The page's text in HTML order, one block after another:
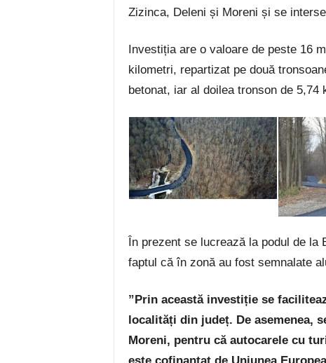
Zizinca, Deleni și Moreni și se
Investiția are o valoare de peste 16
kilometri, repartizat pe două
betonat, iar al doilea tronson de
În prezent se lucrează la podul de la
faptul că în zonă au fost semnalate
”Prin această investiție se
localități din județ. De asemenea,
Moreni, pentru că autocarele cu